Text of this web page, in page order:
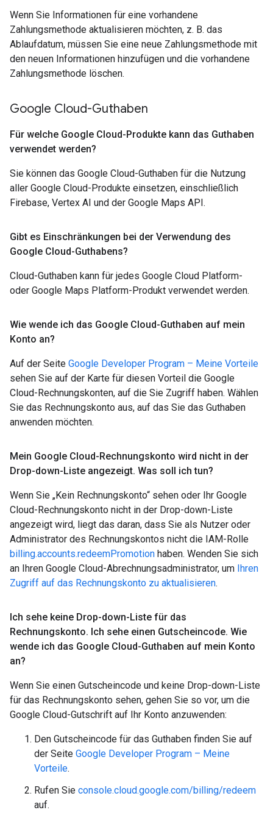
Wenn Sie Informationen für eine vorhandene
Zahlungsmethode aktualisieren möchten, z. B. das
Ablaufdatum, müssen Sie eine neue Zahlungsmethode mit
den neuen Informationen hinzufügen und die vorhandene
Zahlungsmethode löschen.
Google Cloud-Guthaben
Für welche Google Cloud-Produkte kann das Guthaben
verwendet werden?
Sie können das Google Cloud-Guthaben für die Nutzung
aller Google Cloud-Produkte einsetzen, einschließlich
Firebase, Vertex AI und der Google Maps API.
Gibt es Einschränkungen bei der Verwendung des
Google Cloud-Guthabens?
Cloud-Guthaben kann für jedes Google Cloud Platform-
oder Google Maps Platform-Produkt verwendet werden.
Wie wende ich das Google Cloud-Guthaben auf mein
Konto an?
Auf der Seite Google Developer Program – Meine Vorteile
sehen Sie auf der Karte für diesen Vorteil die Google
Cloud-Rechnungskonten, auf die Sie Zugriff haben. Wählen
Sie das Rechnungskonto aus, auf das Sie das Guthaben
anwenden möchten.
Mein Google Cloud-Rechnungskonto wird nicht in der
Drop-down-Liste angezeigt. Was soll ich tun?
Wenn Sie „Kein Rechnungskonto“ sehen oder Ihr Google
Cloud-Rechnungskonto nicht in der Drop-down-Liste
angezeigt wird, liegt das daran, dass Sie als Nutzer oder
Administrator des Rechnungskontos nicht die IAM-Rolle
billing.accounts.redeemPromotion haben. Wenden Sie sich
an Ihren Google Cloud-Abrechnungsadministrator, um Ihren
Zugriff auf das Rechnungskonto zu aktualisieren.
Ich sehe keine Drop-down-Liste für das
Rechnungskonto. Ich sehe einen Gutscheincode. Wie
wende ich das Google Cloud-Guthaben auf mein Konto
an?
Wenn Sie einen Gutscheincode und keine Drop-down-Liste
für das Rechnungskonto sehen, gehen Sie so vor, um die
Google Cloud-Gutschrift auf Ihr Konto anzuwenden:
Den Gutscheincode für das Guthaben finden Sie auf
der Seite Google Developer Program – Meine
Vorteile.
Rufen Sie console.cloud.google.com/billing/redeem
auf.